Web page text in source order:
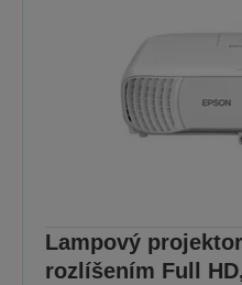
Lampový
rozlíšením Full